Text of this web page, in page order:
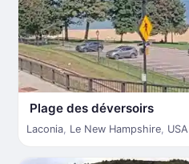
Plage des déversoirs
Laconia, Le New Hampshire, USA